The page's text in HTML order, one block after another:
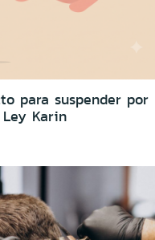
para suspender por
Karin